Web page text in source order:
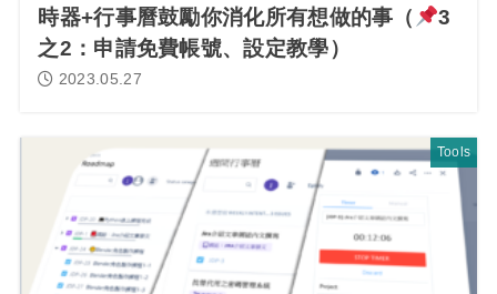
時器+行事曆鼓勵你消化所有想做的事（
3
之2：申請免費帳號、設定教學）
2023.05.27
Tools